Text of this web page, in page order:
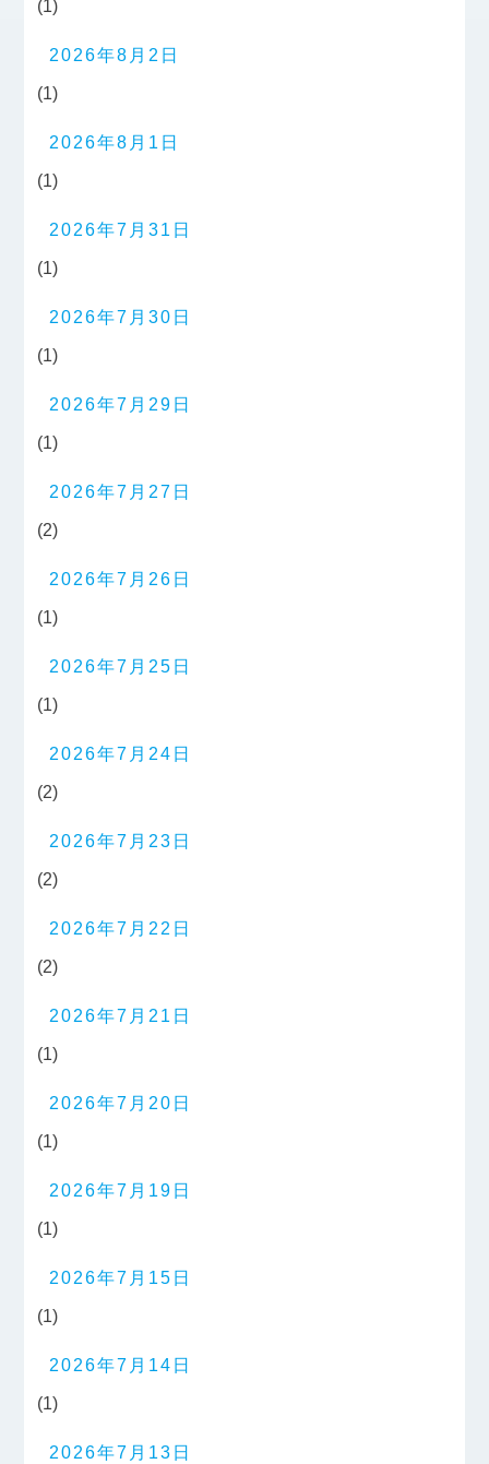
(1)
2026年8月2日
(1)
2026年8月1日
(1)
2026年7月31日
(1)
2026年7月30日
(1)
2026年7月29日
(1)
2026年7月27日
(2)
2026年7月26日
(1)
2026年7月25日
(1)
2026年7月24日
(2)
2026年7月23日
(2)
2026年7月22日
(2)
2026年7月21日
(1)
2026年7月20日
(1)
2026年7月19日
(1)
2026年7月15日
(1)
2026年7月14日
(1)
2026年7月13日